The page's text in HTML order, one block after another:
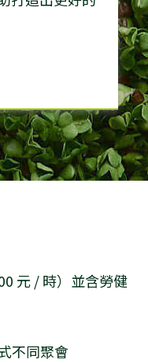
元 / 時）並含勞健
不同聚會